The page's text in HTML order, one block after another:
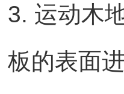
3. 运动木
板的表面